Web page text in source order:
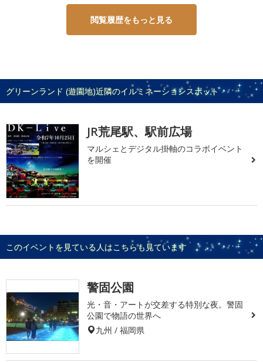
閲覧履歴をもっと見る
グリーンランド (遊園地)近隣のイルミネーションスポット
JR荒尾駅、駅前広場
マルシェとデジタル掛軸のコラボイベント
を開催
このイベントを見ている人はこちらも見ています
警固公園
光・音・アートが交差する特別な夜。警固
公園で物語の世界へ
九州 / 福岡県